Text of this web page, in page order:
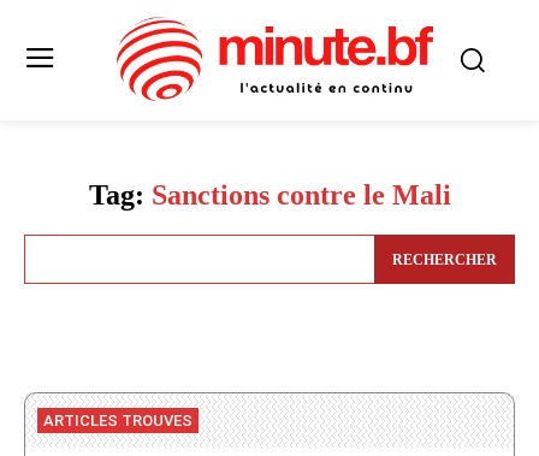
Tag: Sanctions contre le Mali
RECHERCHER
ARTICLES TROUVES